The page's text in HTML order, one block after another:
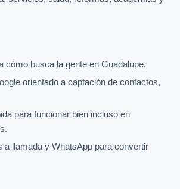
cómo busca la gente en Guadalupe.
orientado a captación de contactos,
para funcionar bien incluso en
llamada y WhatsApp para convertir